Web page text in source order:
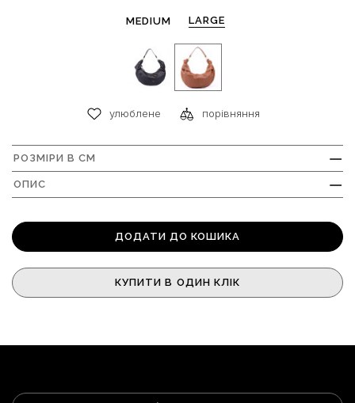
MEDIUM LARGE
улюблене порівняння
РОЗМІРИ В СМ +
ОПИС +
ДОДАТИ ДО КОШИКА
КУПИТИ В ОДИН КЛІК